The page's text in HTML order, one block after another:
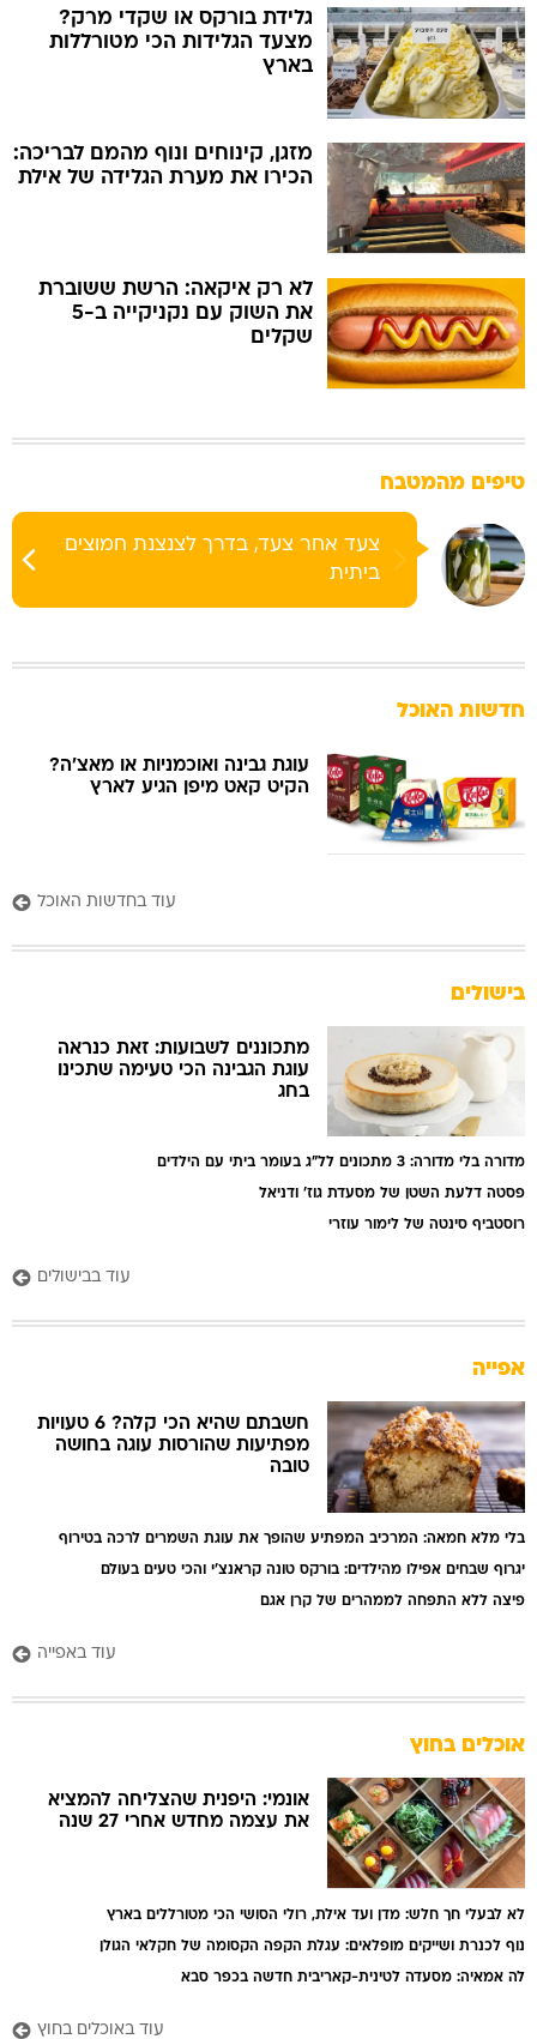
גלידת בורקס או שקדי מרק?
מצעד הגלידות הכי מטורללות
בארץ
מזגן, קינוחים ונוף מהמם לבריכה:
הכירו את מערת הגלידה של אילת
לא רק איקאה: הרשת ששוברת
את השוק עם נקניקייה ב-5
שקלים
טיפים מהמטבח
צעד אחר צעד, בדרך לצנצנת חמוצים
ביתית
חדשות האוכל
עוגת גבינה ואוכמניות או מאצ'ה?
הקיט קאט מיפן הגיע לארץ
עוד בחדשות האוכל
בישולים
מתכוננים לשבועות: זאת כנראה
עוגת הגבינה הכי טעימה שתכינו
בחג
מדורה בלי מדורה: 3 מתכונים לל"ג בעומר ביתי עם הילדים
פסטה דלעת השטן של מסעדת גוז' ודניאל
רוסטביף סינטה של לימור עוזרי
עוד בבישולים
אפייה
חשבתם שהיא הכי קלה? 6 טעויות
מפתיעות שהורסות עוגה בחושה
טובה
בלי מלא חמאה: המרכיב המפתיע שהופך את עוגת השמרים לרכה בטירוף
יגרוף שבחים אפילו מהילדים: בורקס טונה קראנצ'י והכי טעים בעולם
פיצה ללא התפחה לממהרים של קרן אגם
עוד באפייה
אוכלים בחוץ
אונמי: היפנית שהצליחה להמציא
את עצמה מחדש אחרי 27 שנה
לא לבעלי חך חלש: מדן ועד אילת, רולי הסושי הכי מטורללים בארץ
נוף לכנרת ושייקים מופלאים: עגלת הקפה הקסומה של חקלאי הגולן
לה אמאיה: מסעדה לטינית-קאריבית חדשה בכפר סבא
עוד באוכלים בחוץ